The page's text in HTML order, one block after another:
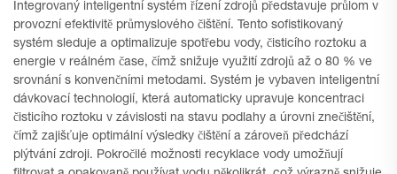
Integrovaný inteligentní systém řízení zdrojů představuje průlom v
provozní efektivitě průmyslového čištění. Tento sofistikovaný
systém sleduje a optimalizuje spotřebu vody, čisticího roztoku a
energie v reálném čase, čímž snižuje využití zdrojů až o 80 % ve
srovnání s konvenčními metodami. Systém je vybaven inteligentní
dávkovací technologií, která automaticky upravuje koncentraci
čisticího roztoku v závislosti na stavu podlahy a úrovni znečištění,
čímž zajišťuje optimální výsledky čištění a zároveň předchází
plýtvání zdroji. Pokročilé možnosti recyklace vody umožňují